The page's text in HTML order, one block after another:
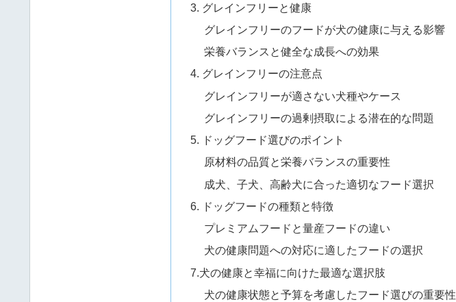
3. グレインフリーと健康
グレインフリーのフードが犬の健康に与える影響
栄養バランスと健全な成長への効果
4. グレインフリーの注意点
グレインフリーが適さない犬種やケース
グレインフリーの過剰摂取による潜在的な問題
5. ドッグフード選びのポイント
原材料の品質と栄養バランスの重要性
成犬、子犬、高齢犬に合った適切なフード選択
6. ドッグフードの種類と特徴
プレミアムフードと量産フードの違い
犬の健康問題への対応に適したフードの選択
7.犬の健康と幸福に向けた最適な選択肢
犬の健康状態と予算を考慮したフード選びの重要性